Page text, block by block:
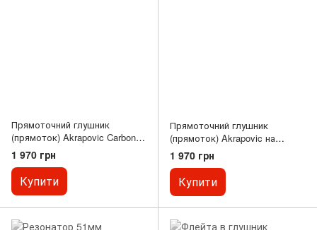
Прямоточний глушник
(прямоток) Akrapovic Carbon
на мотоцикл, синій
1 970 грн
Купити
Прямоточний глушник
(прямоток) Akrapovic на
мотоцикл, різнокольоровий
1 970 грн
Купити